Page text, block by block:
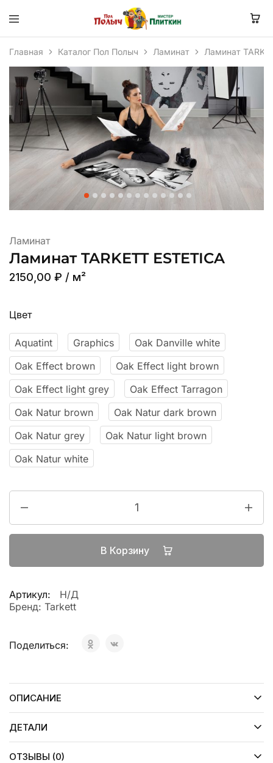
Главная Каталог Пол Полыч Ламинат Ламинат
Ламинат
Ламинат TARKETT ESTETICA
2150,00 ₽ / м²
Цвет
Aquatint Graphics
Oak Danville white
Oak Effect brown
Oak Effect light brown
Oak Effect light grey
Oak Effect Tarragon
Oak Natur brown
Oak Natur dark brown
Oak Natur grey
Oak Natur light brown
Oak Natur white
В Корзину
Артикул:
Н/Д
Бренд: Tarkett
Поделиться:
ОПИСАНИЕ
ДЕТАЛИ
ОТЗЫВЫ (0)